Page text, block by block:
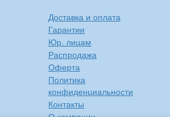
Доставка и оплата
Гарантии
Юр. лицам
Распродажа
Оферта
Политика
конфиденциальности
Контакты